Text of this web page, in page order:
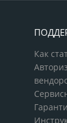
Как